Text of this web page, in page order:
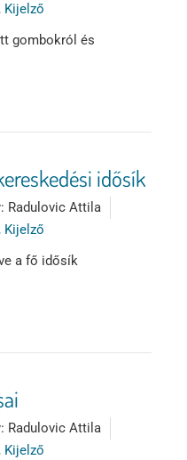
Kijelző
gombokról és
idősík
Radulovic Attila
Kijelző
a fő idősík
Radulovic Attila
Kijelző